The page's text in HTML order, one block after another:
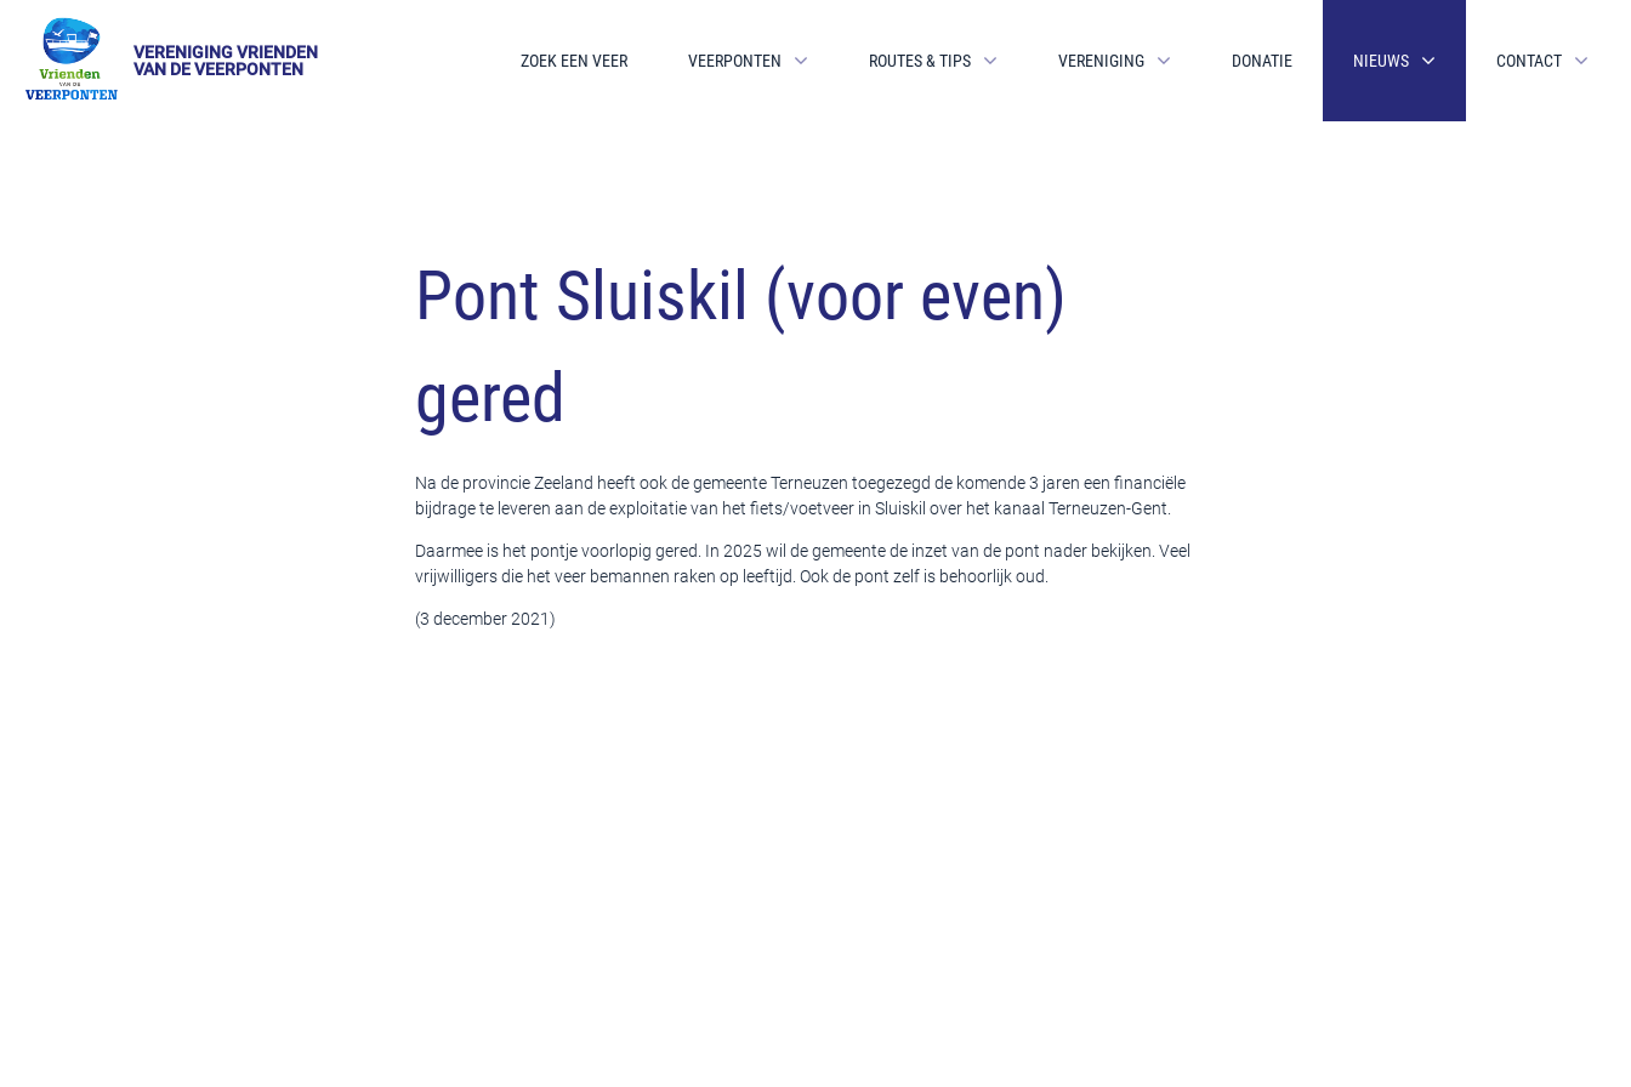
VERENIGING VRIENDEN
VAN DE VEERPONTEN
ZOEK EEN VEER VEERPONTEN ROUTES & TIPS VERENIGING DONATIE NIEUWS CONTACT
Pont Sluiskil (voor even)
gered
Na de provincie Zeeland heeft ook de gemeente Terneuzen toegezegd de komende 3 jaren een financiële
bijdrage te leveren aan de exploitatie van het fiets/voetveer in Sluiskil over het kanaal Terneuzen-Gent.
Daarmee is het pontje voorlopig gered. In 2025 wil de gemeente de inzet van de pont nader bekijken. Veel
vrijwilligers die het veer bemannen raken op leeftijd. Ook de pont zelf is behoorlijk oud.
(3 december 2021)